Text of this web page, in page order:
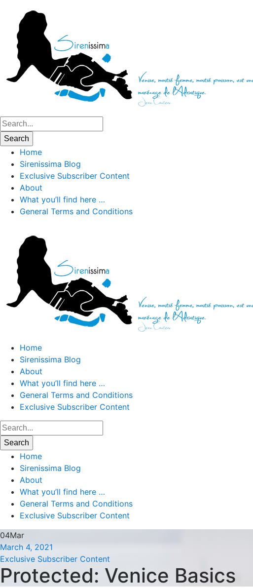
Home
Sirenissima Blog
Exclusive Subscriber Content
About
What you’ll find here …
General Terms and Conditions
Home
Sirenissima Blog
About
What you’ll find here …
General Terms and Conditions
Exclusive Subscriber Content
Home
Sirenissima Blog
About
What you’ll find here …
General Terms and Conditions
Exclusive Subscriber Content
04Mar
March 4, 2021
Exclusive Subscriber Content
Protected: Venice Basics